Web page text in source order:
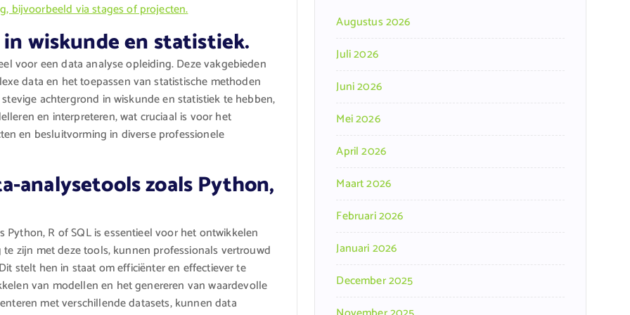
bijvoorbeeld via stages of projecten.
wiskunde en statistiek.
voor een data analyse opleiding. Deze vakgebieden
data en het toepassen van statistische methoden
achtergrond in wiskunde en statistiek te hebben,
en interpreteren, wat cruciaal is voor het
en besluitvorming in diverse professionele
analysetools zoals Python,
R of SQL is essentieel voor het ontwikkelen
zijn met deze tools, kunnen professionals vertrouwd
stelt hen in staat om efficiënter en effectiever te
van modellen en het genereren van waardevolle
met verschillende datasets, kunnen data
Augustus 2026
Juli 2026
Juni 2026
Mei 2026
April 2026
Maart 2026
Februari 2026
Januari 2026
December 2025